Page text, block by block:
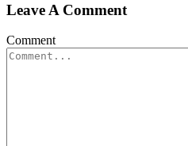
Leave A Comment
Comment